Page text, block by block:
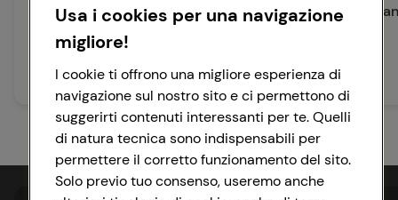
Gallinella alla mediterranea
Merluzzo fritto e
20 min
Usa i cookies per una navigazione
migliore!
I cookie ti offrono una migliore esperienza di
navigazione sul nostro sito e ci permettono di
suggerirti contenuti interessanti per te. Quelli
di natura tecnica sono indispensabili per
permettere il corretto funzionamento del sito.
Solo previo tuo consenso, useremo anche